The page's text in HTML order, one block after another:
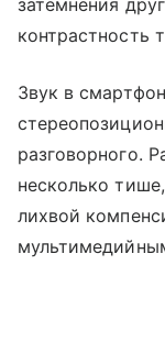
контрастность
Звук в
разговорного.
несколько
лихвой